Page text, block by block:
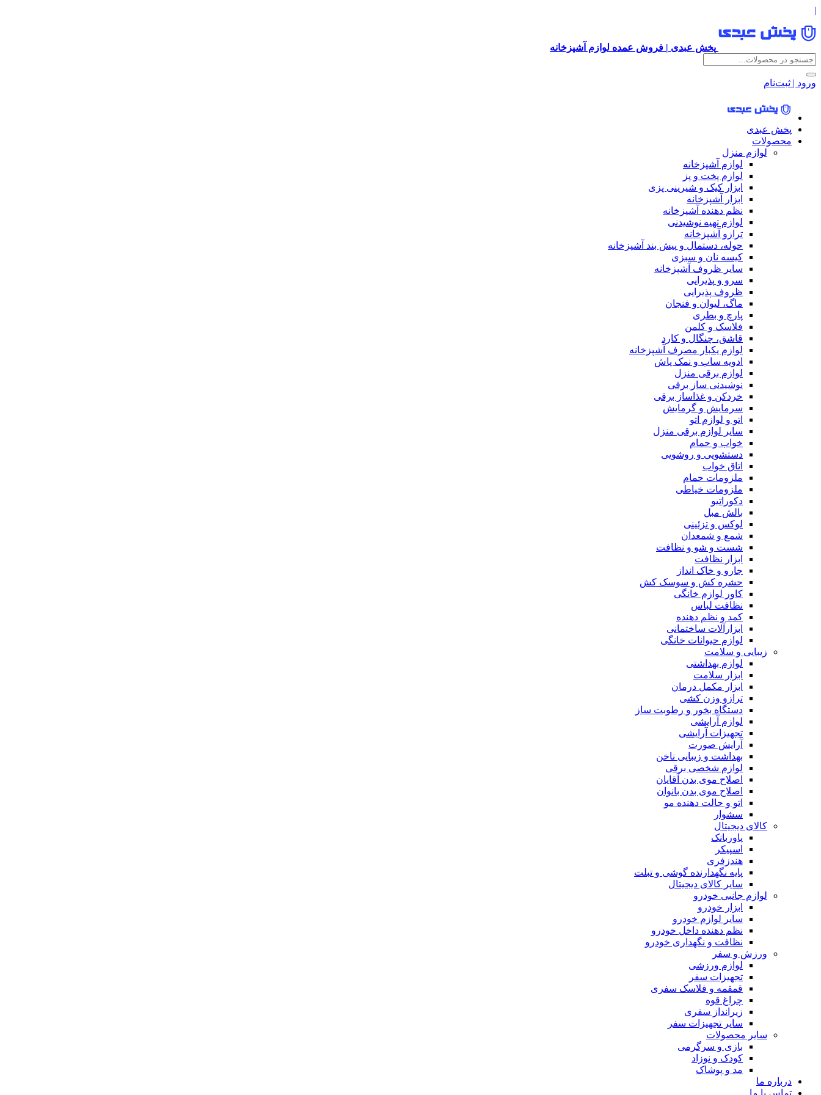
|
پخش عبدی | فروش عمده لوازم آشپزخانه
ورود | ثبت‌نام
پخش عبدی
محصولات
لوازم منزل
لوازم آشپزخانه
لوازم پخت و پز
ابزار کیک و شیرینی پزی
ابزار آشپزخانه
نظم دهنده آشپزخانه
لوازم تهیه نوشیدنی
ترازو آشپزخانه
حوله، دستمال و پیش بند آشپزخانه
کیسه نان و سبزی
سایر ظروف آشپزخانه
سرو و پذیرایی
ظروف پذیرایی
ماگ، لیوان و فنجان
پارچ و بطری
فلاسک و کلمن
قاشق، چنگال و کارد
لوازم یکبار مصرف آشپزخانه
ادویه ساب و نمک پاش
لوازم برقی منزل
نوشیدنی ساز برقی
خردکن و غذاساز برقی
سرمایش و گرمایش
اتو و لوازم اتو
سایر لوازم برقی منزل
خواب و حمام
دستشویی و روشویی
اتاق خواب
ملزومات حمام
ملزومات خیاطی
دکوراتیو
بالش مبل
لوکس و تزئینی
شمع و شمعدان
شست و شو و نظافت
ابزار نظافت
جارو و خاک انداز
حشره کش و سوسک کش
کاور لوازم خانگی
نظافت لباس
کمد و نظم دهنده
ابزارآلات ساختمانی
لوازم حیوانات خانگی
زیبایی و سلامت
لوازم بهداشتی
ابزار سلامت
ابزار مکمل درمان
ترازو وزن کشی
دستگاه بخور و رطوبت ساز
لوازم آرایشی
تجهیزات آرایشی
آرایش صورت
بهداشت و زیبایی ناخن
لوازم شخصی برقی
اصلاح موی بدن آقایان
اصلاح موی بدن بانوان
اتو و حالت دهنده مو
سشوار
کالای دیجیتال
پاوربانک
اسپیکر
هندزفری
پایه نگهدارنده گوشی و تبلت
سایر کالای دیجیتال
لوازم جانبی خودرو
ابزار خودرو
سایر لوازم خودرو
نظم دهنده داخل خودرو
نظافت و نگهداری خودرو
ورزش و سفر
لوازم ورزشی
تجهیزات سفر
قمقمه و فلاسک سفری
چراغ قوه
زیرانداز سفری
سایر تجهیزات سفر
سایر محصولات
بازی و سرگرمی
کودک و نوزاد
مد و پوشاک
درباره ما
تماس با ما